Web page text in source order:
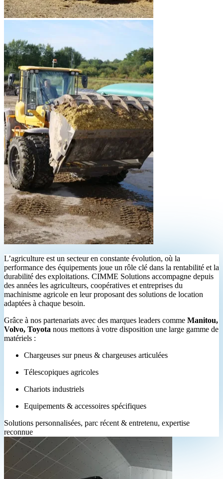
L’agriculture est un secteur en constante évolution, où la
performance des équipements joue un rôle clé dans la rentabilité et la
durabilité des exploitations. CIMME Solutions accompagne depuis
des années les agriculteurs, coopératives et entreprises du
machinisme agricole en leur proposant des solutions de location
adaptées à chaque besoin.
Grâce à nos partenariats avec des marques leaders comme Manitou,
Volvo, Toyota nous mettons à votre disposition une large gamme de
matériels :
Chargeuses sur pneus & chargeuses articulées
Télescopiques agricoles
Chariots industriels
Equipements & accessoires spécifiques
Solutions personnalisées, parc récent & entretenu, expertise
reconnue